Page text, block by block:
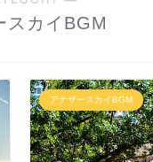
スカイBGM
アナザースカイBGM